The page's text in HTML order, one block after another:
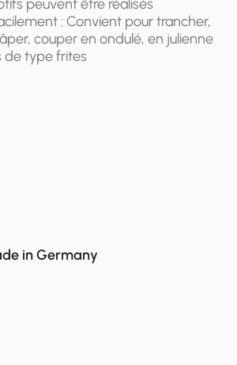
peuvent être réalisés
: Convient pour trancher,
couper en ondulé, en julienne
de type frites
in Germany